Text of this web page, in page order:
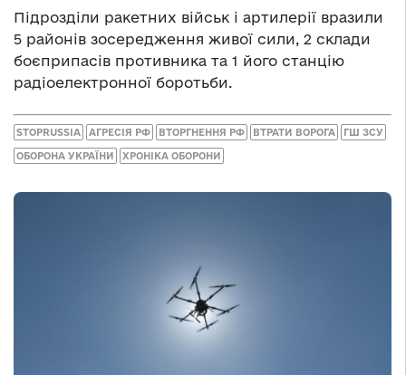
Підрозділи ракетних військ і артилерії вразили
5 районів зосередження живої сили, 2 склади
боєприпасів противника та 1 його станцію
радіоелектронної боротьби.
STOPRUSSIA АГРЕСІЯ РФ ВТОРГНЕННЯ РФ ВТРАТИ ВОРОГА ГШ ЗСУ
ОБОРОНА УКРАЇНИ ХРОНІКА ОБОРОНИ